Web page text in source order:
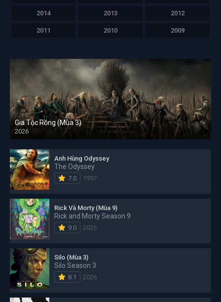
2014 2013 2012
2011 2010 2009
Gia Tộc Rồng (Mùa 3)
2026
Anh Hùng Odyssey
The Odyssey
7.0 1997
Rick Và Morty (Mùa 9)
Rick and Morty Season 9
9.0 2026
Silo (Mùa 3)
Silo Season 3
8.1 2026